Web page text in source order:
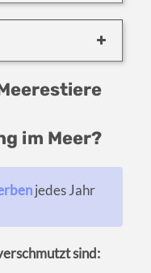
im Meer?
jedes Jahr
sind: